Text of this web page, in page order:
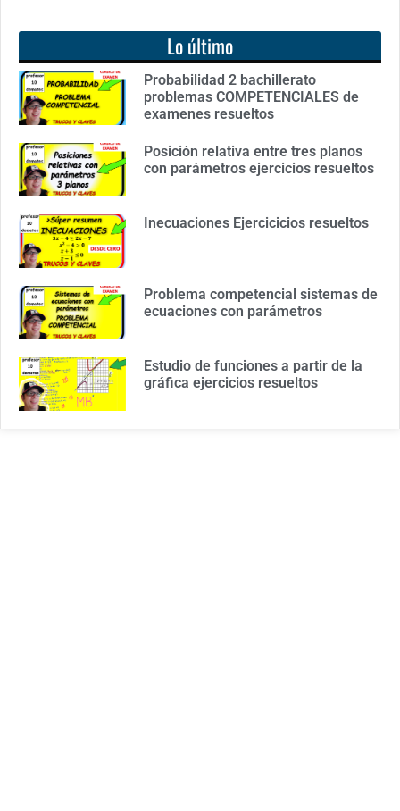
Lo último
Probabilidad 2 bachillerato
problemas COMPETENCIALES de
examenes resueltos
Posición relativa entre tres planos
con parámetros ejercicios resueltos
Inecuaciones Ejercicicios resueltos
Problema competencial sistemas de
ecuaciones con parámetros
Estudio de funciones a partir de la
gráfica ejercicios resueltos